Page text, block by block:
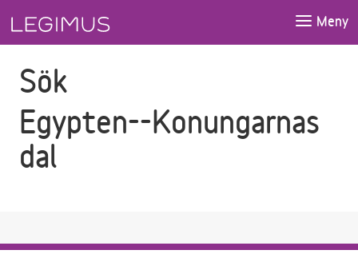
Meny
Sök
Egypten--Konungarnas
dal